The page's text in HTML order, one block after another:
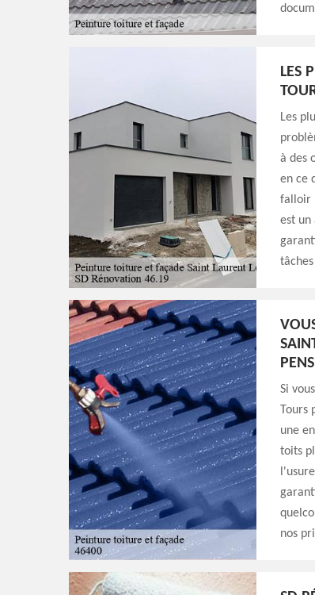
LES
Les
à des
en ce
falloir
est un
Si
une
toits
nos